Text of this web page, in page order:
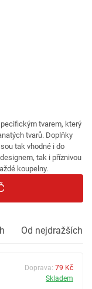
tvarem, který
tvarů. Doplňky
tak vhodné i do
tak i příznivou
koupelny.
Od nejdražších
Doprava: 79 Kč
Skladem